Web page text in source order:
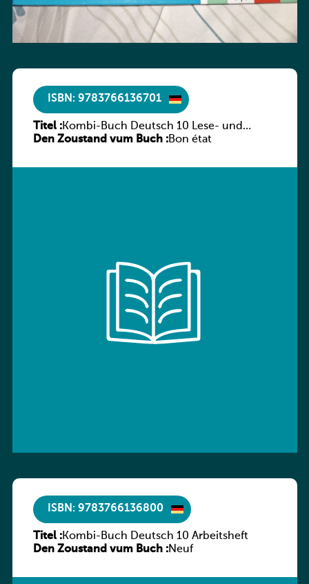
ISBN: 9783766136701
Titel :Kombi-Buch Deutsch 10 Lese- und
Sprachbuch
Den Zoustand vum Buch :Bon état
ISBN: 9783766136800
Titel :Kombi-Buch Deutsch 10 Arbeitsheft
Den Zoustand vum Buch :Neuf